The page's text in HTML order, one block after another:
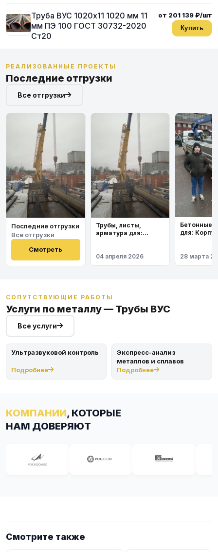
Труба ВУС 1020х11 1020 мм 11
мм ПЭ 100 ГОСТ 30732-2020
Ст20
от 201 139 ₽/шт
Купить
РЕАЛИЗОВАННЫЕ ПРОЕКТЫ
Последние отгрузки
Все отгрузки
Последние отгрузки
Все отгрузки
Смотреть
Трубы, листы,
арматура для:
04 апреля 2026
Бетонные
для:
28 марта
СОПУТСТВУЮЩИЕ РАБОТЫ
Услуги по металлу — Трубы ВУС
Все услуги
Ультразвуковой контроль
Подробнее
Экспресс-анализ
металлов и сплавов
Подробнее
КОМПАНИИ, КОТОРЫЕ
НАМ ДОВЕРЯЮТ
Смотрите также